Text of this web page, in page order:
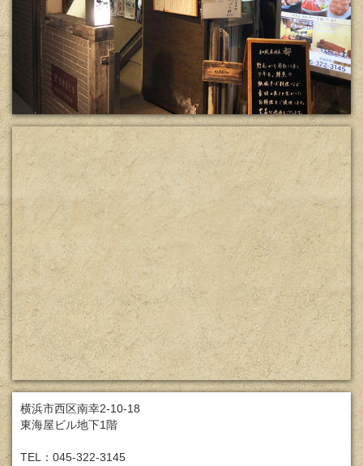
横浜市西区南幸2-10-18
東海屋ビル地下1階
TEL：045-322-3145